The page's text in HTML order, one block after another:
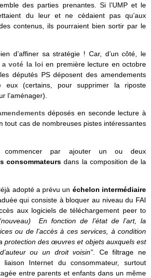
des parties prenantes. Si l’UMP et le
du leur et ne cédaient pas qu’aux
contenus, ils pourraient bien sortir par le
d’affiner sa stratégie ! Car, d’un côté, le
a voté la loi en première lecture en octobre
députés PS déposent des amendements
eux (certains, pour supprimer la riposte
l’aménager).
déposés en seconde lecture à
tout cas de nombreuses pistes intéressantes
par ajouter un ou deux
consommateursdans la composition de la
adopté a prévu un échelon intermédiaire
qui consiste à bloquer au niveau du FAI
aux logiciels de téléchargement peer to
En fonction de l’état de l’art, la
ou de l’accès à ces services, à condition
protection des œuvres et objets auxquels est
ou un droit voisin”. Ce filtrage ne
Internet du consommateur, surtout
entre parents et enfants dans un même